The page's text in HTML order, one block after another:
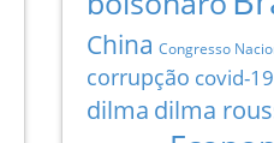
China Congresso
corrupção covid-19
dilma dilma